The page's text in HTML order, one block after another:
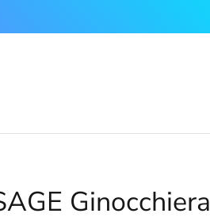
Ginocchiera